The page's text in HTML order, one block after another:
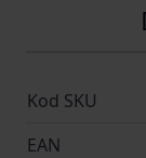
Kod SKU
EAN